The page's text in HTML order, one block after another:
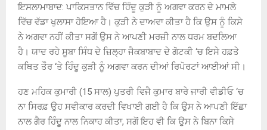
ਇਸਲਾਮਾਬਾਦ: ਪਾਕਿਸਤਾਨ ਵਿੱਚ ਹਿੰਦੂ ਕੁੜੀ ਨੂੰ ਅਗਵਾ ਕਰਨ ਦੇ ਮਾਮਲੇ
ਵਿੱਚ ਵੱਡਾ ਖੁਲਾਸਾ ਹੋਇਆ ਹੈ। ਕੁੜੀ ਨੇ ਦਾਅਵਾ ਕੀਤਾ ਹੈ ਕਿ ਉਸ ਨੂੰ ਕਿਸੇ
ਨੇ ਅਗਵਾ ਨਹੀਂ ਕੀਤਾ ਸਗੋਂ ਉਸ ਨੇ ਆਪਣੀ ਮਰਜ਼ੀ ਨਾਲ ਧਰਮ ਬਦਲਿਆ
ਹੈ। ਯਾਦ ਰਹੇ ਸੂਬਾ ਸਿੰਧ ਦੇ ਜ਼ਿਲ੍ਹਾ ਜੈਕਬਾਬਾਦ ਦੇ ਗੋਟਕੀ ‘ਚ ਇਸੇ ਹਫ਼ਤੇ
ਕਥਿਤ ਤੌਰ ‘ਤੇ ਹਿੰਦੂ ਕੁੜੀ ਨੂੰ ਅਗਵਾ ਕਰਨ ਦੀਆਂ ਰਿਪੋਰਟਾਂ ਆਈਆਂ ਸੀ।
ਹਣ ਮਹਿਕ ਕੁਮਾਰੀ (15 ਸਾਲ) ਪੁਤਰੀ ਵਿਜੈ ਕੁਮਾਰ ਬਾਰੇ ਜਾਰੀ ਵੀਡੀਓ ‘ਚ
ਨਾ ਸਿਰਫ਼ ਉਹ ਸਵੀਕਾਰ ਕਰਦੀ ਵਿਖਾਈ ਗਈ ਹੈ ਕਿ ਉਸ ਨੇ ਆਪਣੀ ਇੱਛਾ
ਨਾਲ ਗੈਰ ਹਿੰਦੂ ਨਾਲ ਨਿਕਾਹ ਕੀਤਾ, ਸਗੋਂ ਇਹ ਵੀ ਕਿ ਉਸ ਨੇ ਬਿਨਾ ਕਿਸੇ